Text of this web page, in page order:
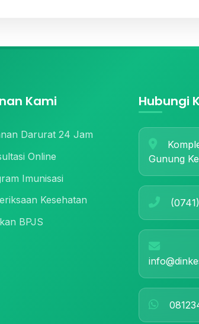
Kami
Darurat 24 Jam
Online
Imunisasi
Kesehatan
BPJS
Hubungi
Gunung